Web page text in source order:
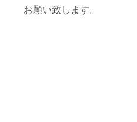
お願い致します。